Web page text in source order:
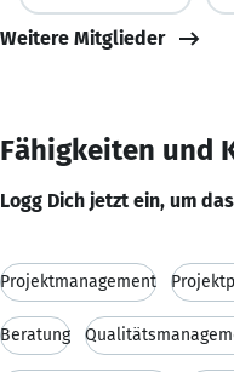
Weitere Mitglieder
Fähigkeiten und
Logg Dich jetzt ein, um
Projektmanagement
Beratung